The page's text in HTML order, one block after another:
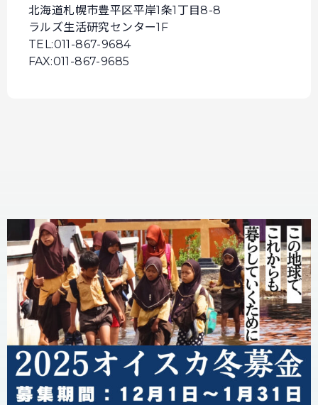
北海道札幌市豊平区平岸1条1丁目8-8
ラルズ生活研究センター1F
TEL:011-867-9684
FAX:011-867-9685